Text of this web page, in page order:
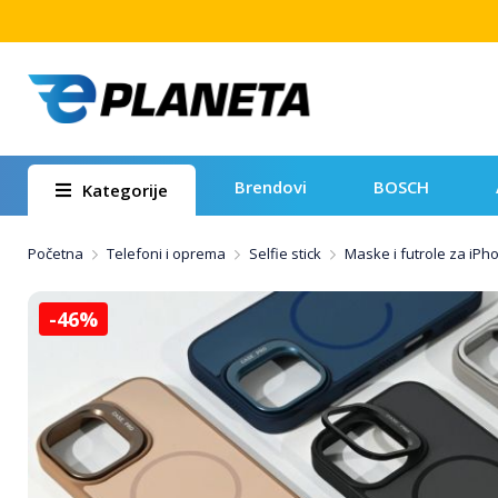
Kategorije Brendovi BOSCH
Početna Telefoni i oprema Selfie stick Maske i futrole za
-46%